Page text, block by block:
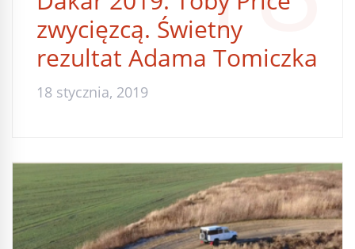
zwycięzcą. Świetny
rezultat Adama Tomiczka
18 stycznia, 2019